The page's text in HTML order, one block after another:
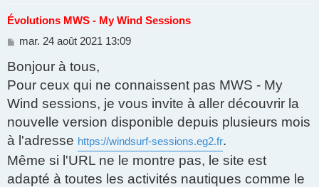
Évolutions MWS - My Wind Sessions
M
s
a
g
mar. 24 août 2021 13:09
Bonjour à tous,
Pour ceux qui ne connaissent pas MWS - My
Wind sessions, je vous invite à aller découvrir la
nouvelle version disponible depuis plusieurs mois
à l'adresse https://windsurf-sessions.eg2.fr.
Même si l'URL ne le montre pas, le site est
adapté à toutes les activités nautiques comme le